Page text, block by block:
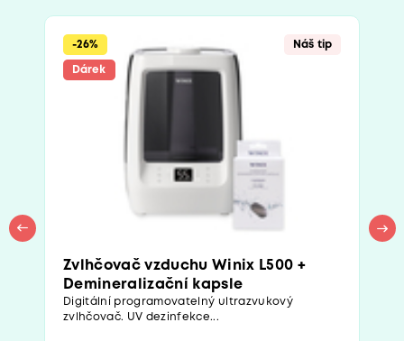
Dárek
-26% Náš tip
Zvlhčovač vzduchu Winix L500 +
Demineralizační kapsle
Digitální programovatelný ultrazvukový
zvlhčovač. UV dezinfekce...